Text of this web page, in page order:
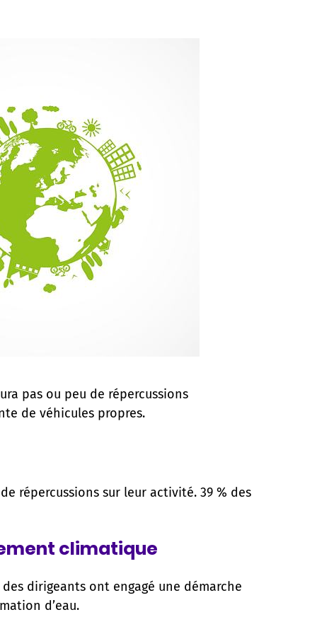
pas ou peu de répercussions
de véhicules propres.
répercussions sur leur activité. 39 % des
climatique
dirigeants ont engagé une démarche
d’eau.